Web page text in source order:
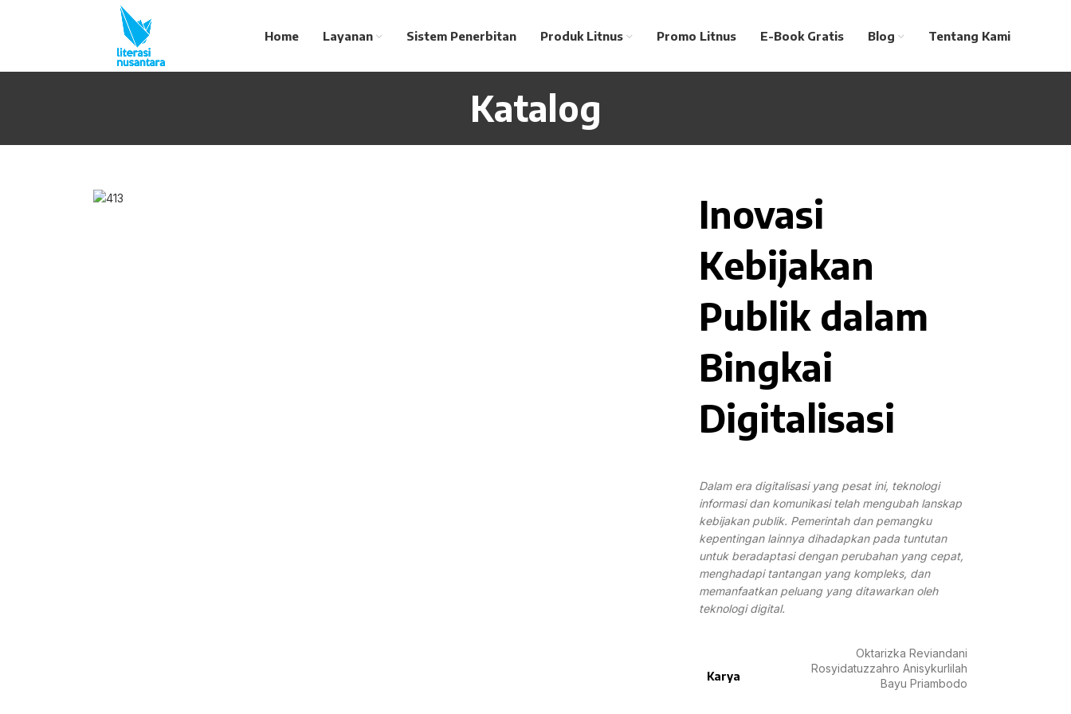
Home Layanan Sistem Penerbitan Produk Litnus Promo Litnus E-Book Gratis Blog Tentang Kami
Katalog
Inovasi
Kebijakan
Publik dalam
Bingkai
Digitalisasi
Dalam era digitalisasi yang pesat ini, teknologi
informasi dan komunikasi telah mengubah lanskap
kebijakan publik. Pemerintah dan pemangku
kepentingan lainnya dihadapkan pada tuntutan
untuk beradaptasi dengan perubahan yang cepat,
menghadapi tantangan yang kompleks, dan
memanfaatkan peluang yang ditawarkan oleh
teknologi digital.
Karya
Oktarizka Reviandani
Rosyidatuzzahro Anisykurlilah
Bayu Priambodo